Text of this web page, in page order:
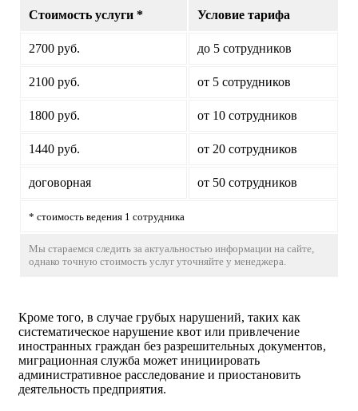
Стоимость услуги * Условие тарифа
2700 руб. до 5 сотрудников
2100 руб. от 5 сотрудников
1800 руб. от 10 сотрудников
1440 руб. от 20 сотрудников
договорная от 50 сотрудников
* стоимость ведения 1 сотрудника
Мы стараемся следить за актуальностью информации на сайте,
однако точную стоимость услуг уточняйте у менеджера.
Кроме того, в случае грубых нарушений, таких как
систематическое нарушение квот или привлечение
иностранных граждан без разрешительных документов,
миграционная служба может инициировать
административное расследование и приостановить
деятельность предприятия.